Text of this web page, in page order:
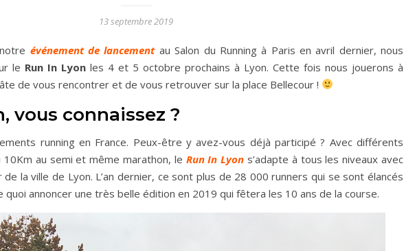
13 septembre 2019
événement de lancement au Salon du Running à Paris en avril dernier, nous
le Run In Lyon les 4 et 5 octobre prochains à Lyon. Cette fois nous jouerons à
de vous rencontrer et de vous retrouver sur la place Bellecour !
vous connaissez ?
running en France. Peux-être y avez-vous déjà participé ? Avec différents
au semi et même marathon, le Run In Lyon s’adapte à tous les niveaux avec
la ville de Lyon. L’an dernier, ce sont plus de 28 000 runners qui se sont élancés
quoi annoncer une très belle édition en 2019 qui fêtera les 10 ans de la course.